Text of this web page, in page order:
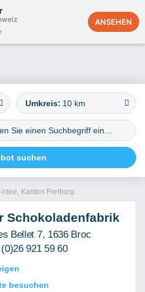
ANSEHEN
Deutschland
Umkreis: 10 km
Idee, Kanton Freiburg
Schokoladenfabrik
Bellet 7, 1636 Broc
921 59 60
besuchen